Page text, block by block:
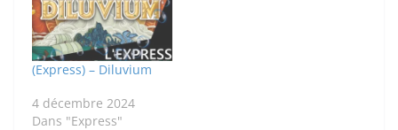
(Express) – Diluvium
4 décembre 2024
Dans "Express"